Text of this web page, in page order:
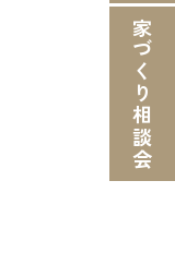
家づくり相談会